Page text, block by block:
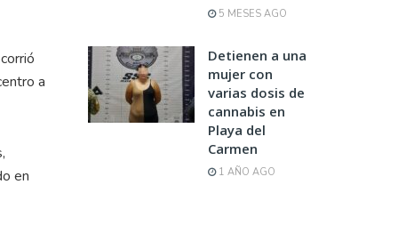
a
en
5 MESES AGO
Detienen a una
mujer con
varias dosis de
cannabis en
Playa del
Carmen
1 AÑO AGO